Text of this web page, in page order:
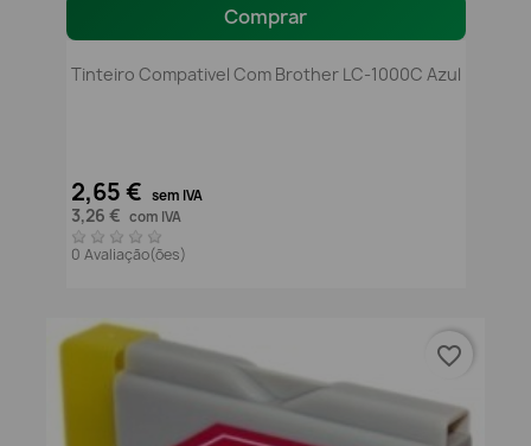
Comprar
Tinteiro Compativel Com Brother LC-1000C Azul
2,65 € sem IVA
3,26 € com IVA
0 Avaliação(ões)
favorite_border